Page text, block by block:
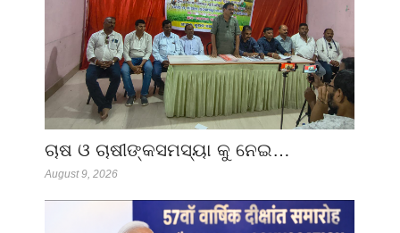
ଚାଷ ଓ ଚାଷୀଙ୍କସମସ୍ୟା କୁ ନେଇ…
August 9, 2026